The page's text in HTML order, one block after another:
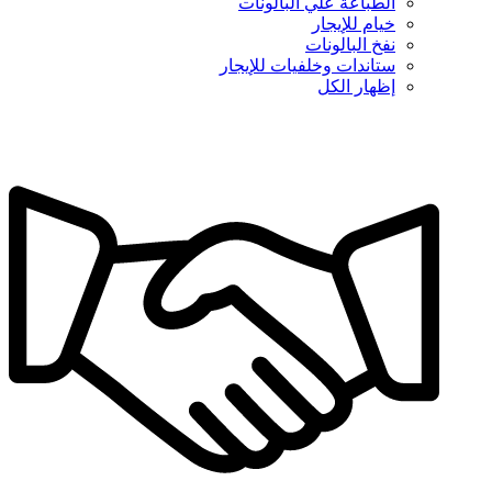
خيام للإيجار
نفخ البالونات
ستاندات وخلفيات للإيجار
إظهار الكل